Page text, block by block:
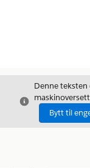
Avslutt
Denne teksten
Bytt til